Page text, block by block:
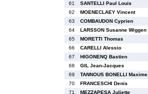
61
SANTELLI Paul Louis
62
MOENECLAEY Vincent
63
COMBAUDON Cyprien
64
LARSSON Susanne Wiggen
65
MORETTI Thomas
66
CARELLI Alessio
67
HIGONENQ Bastien
68
GIL Jean-Jacques
69
TANNOUS BONELLI Maxime
70
FRANCESCHI Denis
71
MEZZAPESA Juliette